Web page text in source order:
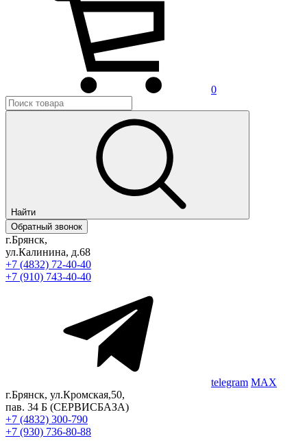
0
Найти
Обратный звонок
г.Брянск,
ул.Калинина, д.68
+7 (4832) 72-40-40
+7 (910) 743-40-40
telegram MAX
г.Брянск, ул.Кромская,50,
пав. 34 Б (СЕРВИСБАЗА)
+7 (4832) 300-790
+7 (930) 736-80-88